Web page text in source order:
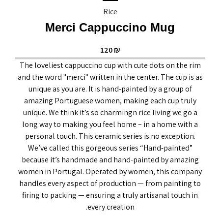
Rice
Merci Cappuccino Mug
120₪
The loveliest cappuccino cup with cute dots on the rim
and the word "merci" written in the center. The cup is as
unique as you are. It is hand-painted by a group of
amazing Portuguese women, making each cup truly
unique. We think it’s so charmingn rice living we go a
long way to making you feel home – in a home with a
personal touch. This ceramic series is no exception.
We’ve called this gorgeous series “Hand-painted”
because it’s handmade and hand-painted by amazing
women in Portugal. Operated by women, this company
handles every aspect of production — from painting to
firing to packing — ensuring a truly artisanal touch in
every creation.